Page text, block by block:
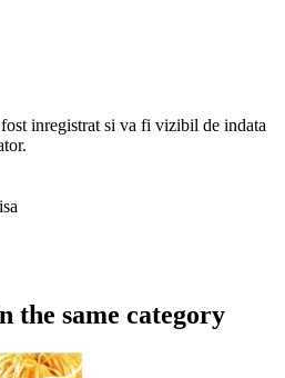
inregistrat si va fi vizibil de indata
the same category